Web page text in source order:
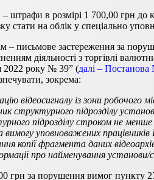
– штрафи в розмірі 1 700,00 грн
стати на облік у спеціально
– письмове застереження за
діяльності з торгівлі
2022 року № 39ˮ (далі –
зокрема:
відеосигналу із зони робочого
структурного підрозділу
підрозділу строком не
уповноважених працівників
копії фрагмента даних
про найменування
грн за порушення вимог пункту